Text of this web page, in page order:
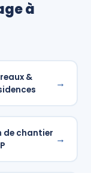
à
&
→
de chantier →